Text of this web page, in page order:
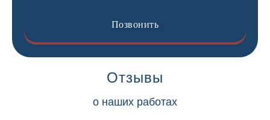
Отзывы
о наших работах
Позвонить